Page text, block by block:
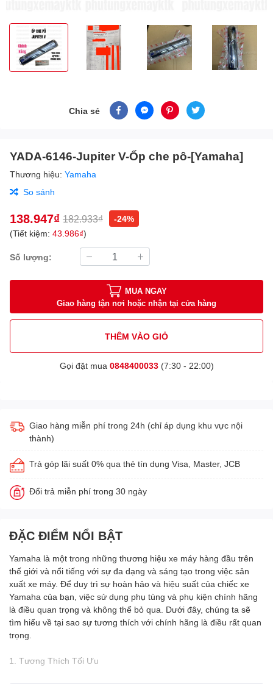
Chia sẻ
YADA-6146-Jupiter V-Ốp che pô-[Yamaha]
Thương hiệu: Yamaha
So sánh
138.947₫ 182.933₫
-24%
(Tiết kiệm: 43.986₫)
Số lượng:
MUA NGAY
Giao hàng tận nơi hoặc nhận tại cửa hàng
THÊM VÀO GIỎ
Gọi đặt mua 0848400033(7:30 - 22:00)
Giao hàng miễn phí trong 24h (chỉ áp dụng khu vực nội
thành)
Trả góp lãi suất 0% qua thẻ tín dụng Visa, Master, JCB
Đổi trả miễn phí trong 30 ngày
ĐẶC ĐIỂM NỔI BẬT
Yamaha là một trong những thương hiệu xe máy hàng đầu trên
thế giới và nổi tiếng với sự đa dạng và sáng tạo trong việc sản
xuất xe máy. Để duy trì sự hoàn hảo và hiệu suất của chiếc xe
Yamaha của bạn, việc sử dụng phụ tùng và phụ kiện chính hãng
là điều quan trọng và không thể bỏ qua. Dưới đây, chúng ta sẽ
tìm hiểu về tại sao sự tương thích với chính hãng là điều rất quan
trọng.
1. Tương Thích Tối Ưu